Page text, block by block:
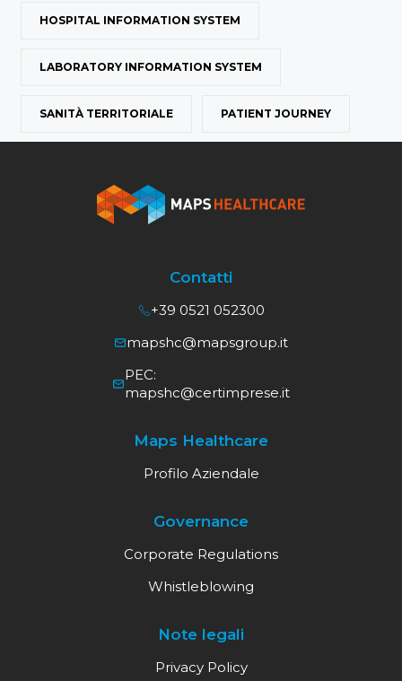
HOSPITAL INFORMATION SYSTEM
LABORATORY INFORMATION SYSTEM
SANITÀ TERRITORIALE PATIENT JOURNEY
Contatti
+39 0521 052300
mapshc@mapsgroup.it
PEC:
mapshc@certimprese.it
Maps Healthcare
Profilo Aziendale
Governance
Corporate Regulations
Whistleblowing
Note legali
Privacy Policy